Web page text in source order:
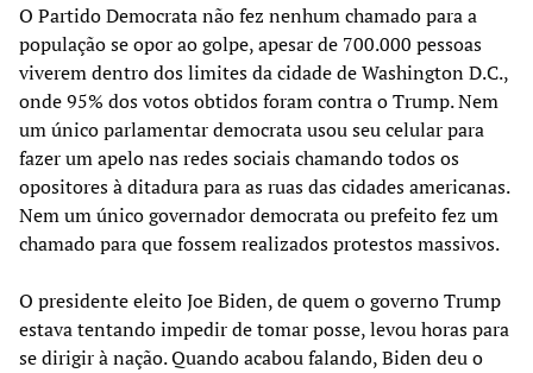
O Partido Democrata não fez nenhum chamado para a
população se opor ao golpe, apesar de 700.000 pessoas
viverem dentro dos limites da cidade de Washington D.C.,
onde 95% dos votos obtidos foram contra o Trump. Nem
um único parlamentar democrata usou seu celular para
fazer um apelo nas redes sociais chamando todos os
opositores à ditadura para as ruas das cidades americanas.
Nem um único governador democrata ou prefeito fez um
chamado para que fossem realizados protestos massivos.
O presidente eleito Joe Biden, de quem o governo Trump
estava tentando impedir de tomar posse, levou horas para
se dirigir à nação. Quando acabou falando, Biden deu o